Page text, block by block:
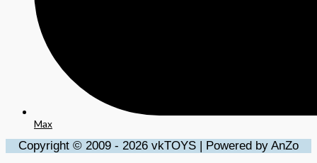
Max
Copyright © 2009 - 2026 vkTOYS | Powered by AnZo